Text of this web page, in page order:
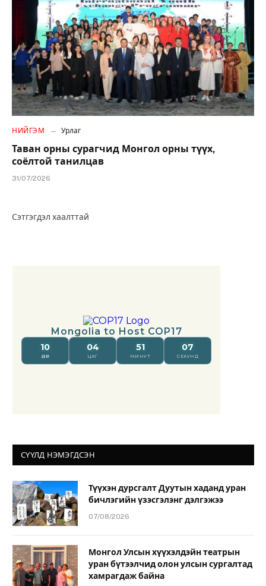
НИЙГЭМ Урлаг
Таван орны сурагчид Монгол орны түүх,
соёлтой танилцав
31/07/2026
Сэтгэгдэл хаалттай
СҮҮЛД НЭМЭГДСЭН
Түүхэн дурсгалт Дуутын хаданд уран
бичлэгийн үзэсгэлэнг дэлгэжээ
07/08/2026
Монгол Улсын хүүхэлдэйн театрын
уран бүтээлчид олон улсын сургалтад
хамрагдаж байна